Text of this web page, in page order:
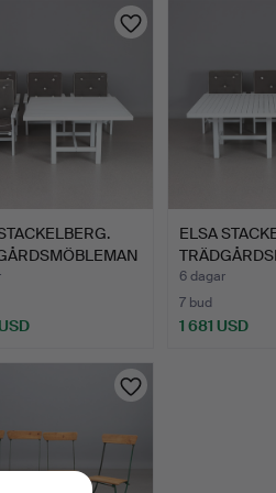
ELSA
G, FEM …
6 dagar
7 bud
1 681 USD